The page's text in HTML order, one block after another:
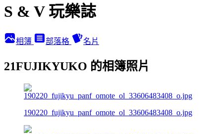
S & V 玩樂誌
相簿 部落格 名片
21FUJIKYUKO 的相簿照片
190220_fujikyu_panf_omote_ol_33606483408_o.jpg